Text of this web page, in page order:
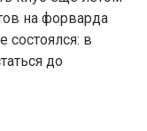
на форварда
состоялся: в
до